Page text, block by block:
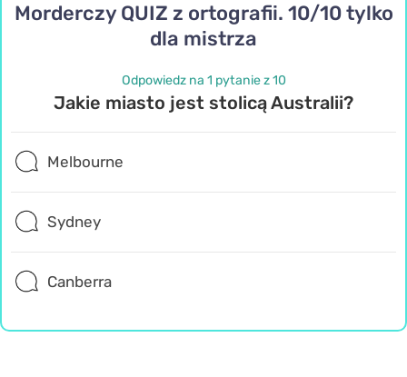
Morderczy QUIZ z ortografii. 10/10 tylko
dla mistrza
Odpowiedz na 1 pytanie z 10
Jakie miasto jest stolicą Australii?
Melbourne
Sydney
Canberra